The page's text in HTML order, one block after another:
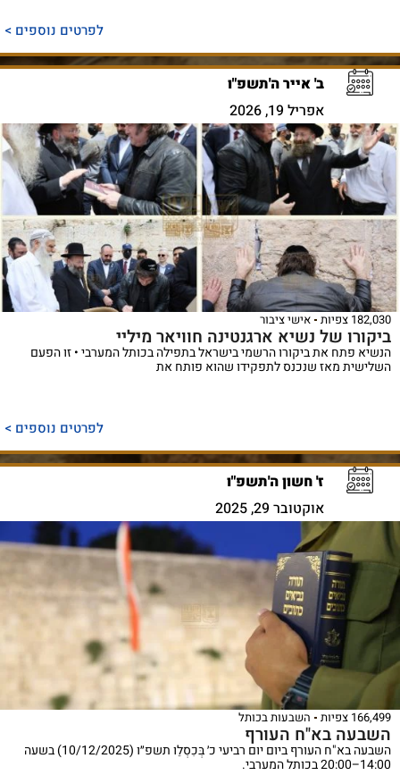
לפרטים נוספים >
ב' אייר ה'תשפ"ו
אפריל 19, 2026
182,030 צפיות אישי ציבור
ביקורו של נשיא ארגנטינה חוויאר מיליי
הנשיא פתח את ביקורו הרשמי בישראל בתפילה בכותל המערבי • זו הפעם
השלישית מאז שנכנס לתפקידו שהוא פותח את
לפרטים נוספים >
ז' חשון ה'תשפ"ו
אוקטובר 29, 2025
166,499 צפיות השבעות בכותל
השבעה בא"ח העורף
השבעה בא"ח העורף ביום יום רביעי כ׳ בְּכִסְלֵו תשפ״ו (10/12/2025) בשעה
14:00–20:00 בכותל המערבי.